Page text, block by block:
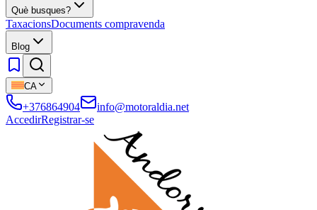
Què busques?
TaxacionsDocuments compravenda
Blog
CA
+376864904
info@motoraldia.net
AccedirRegistrar-se